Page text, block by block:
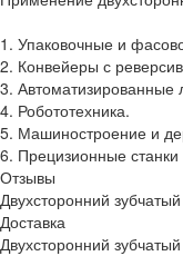
1. Упаковочные и
2. Конвейеры с
3. Автоматизированные
4. Робототехника.
5. Машиностроение и
6. Прецизионные
Отзывы
Двухсторонний
Доставка
Двухсторонний